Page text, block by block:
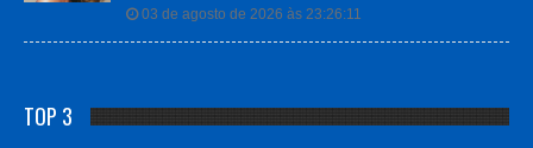
03 de agosto de 2026 às 23:26:11
TOP 3